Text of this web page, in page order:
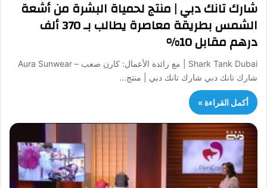
شارك تانك دبي | منتج لحمياة البشرة من أشعة
الشمس بطريقة معاصرة يطالب بـ 370 ألف
درهم مقابل 10%
Shark Tank Dubai | مع رائدة الأعمال: كارن صعب – Aura Sunwear
شارك تانك دبي شارك تانك دبي | منتج…
أكمل القراءة »